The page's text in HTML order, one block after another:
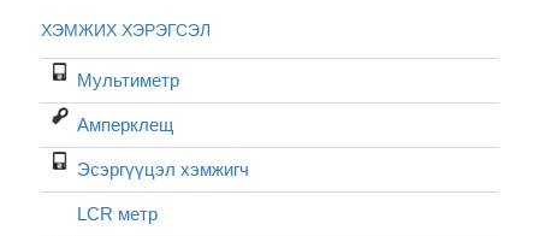
ХЭМЖИХ ХЭРЭГСЭЛ
Мультиметр
Амперклещ
Эсэргүүцэл хэмжигч
LCR метр